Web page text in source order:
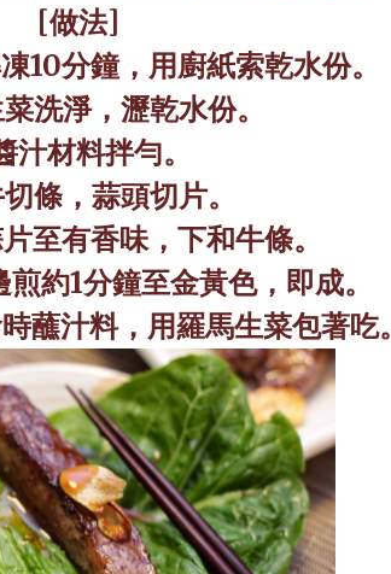
[做法]
10分鐘，用廚紙索乾水份。
洗淨，瀝乾水份。
汁材料拌勻。
條，蒜頭切片。
至有香味，下和牛條。
煎約1分鐘至金黃色，即成。
蘸汁料，用羅馬生菜包著吃。